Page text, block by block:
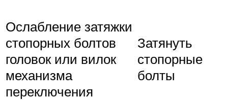
Ослабление затяжки
стопорных болтов
головок или вилок
механизма
переключения
Затянуть
стопорные
болты